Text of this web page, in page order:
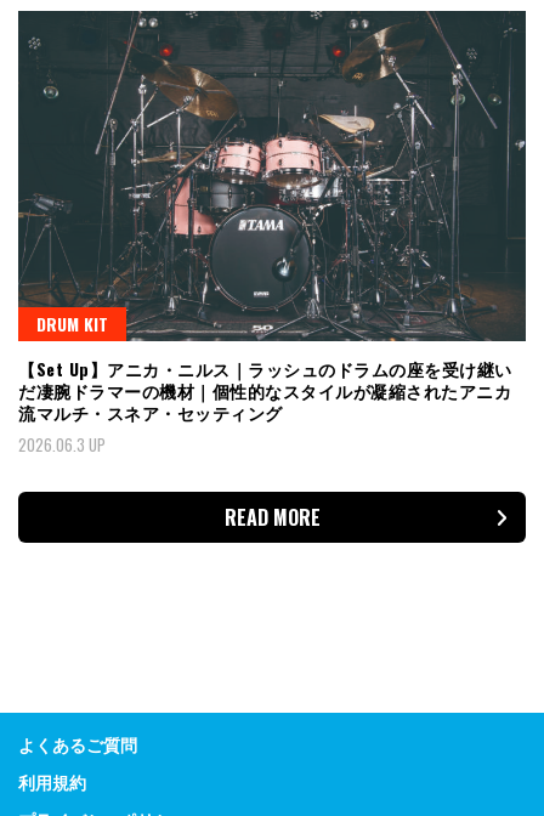
DRUM KIT
【Set Up】アニカ・ニルス｜ラッシュのドラムの座を受け継い
だ凄腕ドラマーの機材｜個性的なスタイルが凝縮されたアニカ
流マルチ・スネア・セッティング
2026.06.3 UP
READ MORE
よくあるご質問
利用規約